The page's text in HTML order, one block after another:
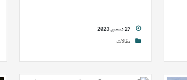
مقالات